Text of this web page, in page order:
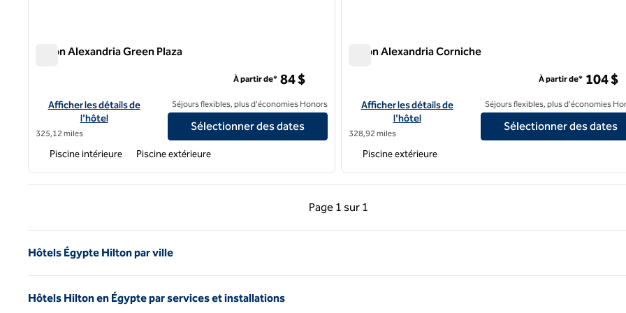
Hilton Alexandria Green Plaza
Afficher les détails de l'hôtel Hilton Alexandria Green Plaza
Afficher les détails de
l'hôtel
325,12 miles
À partir de* 84 $
Séjours flexibles, plus d'économies Honors
Sélectionner des dates
Piscine intérieure Piscine extérieure
Hilton Alexandria Corniche
Afficher les détails de l'hôtel Hilton Alexandria Corniche
Afficher les détails de
l'hôtel
328,92 miles
À partir de* 104 $
Séjours flexibles, plus d'économies
Sélectionner des dates
Piscine extérieure
Page 1 sur 1
Page précédente, 1 sur 1
Page 1 sur 1
Hôtels Égypte Hilton par ville
Hôtels Hilton en Égypte par services et installations